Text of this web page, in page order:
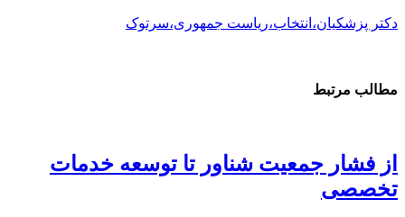
دکتر پزشکیان،انتخاب،ریاست جمهوری،سرتوک
مطالب مرتبط
از فشار جمعیت شناور تا توسعه خدمات
تخصصی